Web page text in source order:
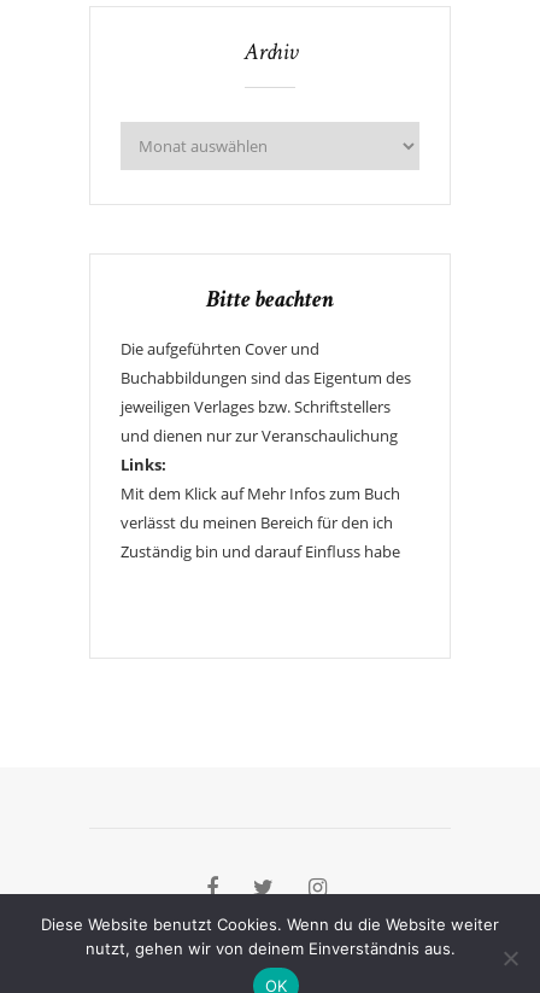
Archiv
Bitte beachten
Die aufgeführten Cover und
Buchabbildungen sind das Eigentum des
jeweiligen Verlages bzw. Schriftstellers
und dienen nur zur Veranschaulichung
Links:
Mit dem Klick auf Mehr Infos zum Buch
verlässt du meinen Bereich für den ich
Zuständig bin und darauf Einfluss habe
[instagram-feed]
Diese Website benutzt Cookies. Wenn du die Website weiter
nutzt, gehen wir von deinem Einverständnis aus.
OK